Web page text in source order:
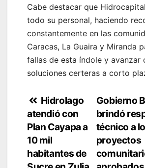
Cabe destacar que
todo su personal, haciendo
constantemente en las
Caracas, La Guaira y Miranda
fallas de esta índole y avanzar
soluciones certeras a corto
Navegación
de
entradas
Gobierno
brindó
técnico a
proyectos
Hidrolago
atendió con
Plan Cayapa a
10 mil
habitantes de